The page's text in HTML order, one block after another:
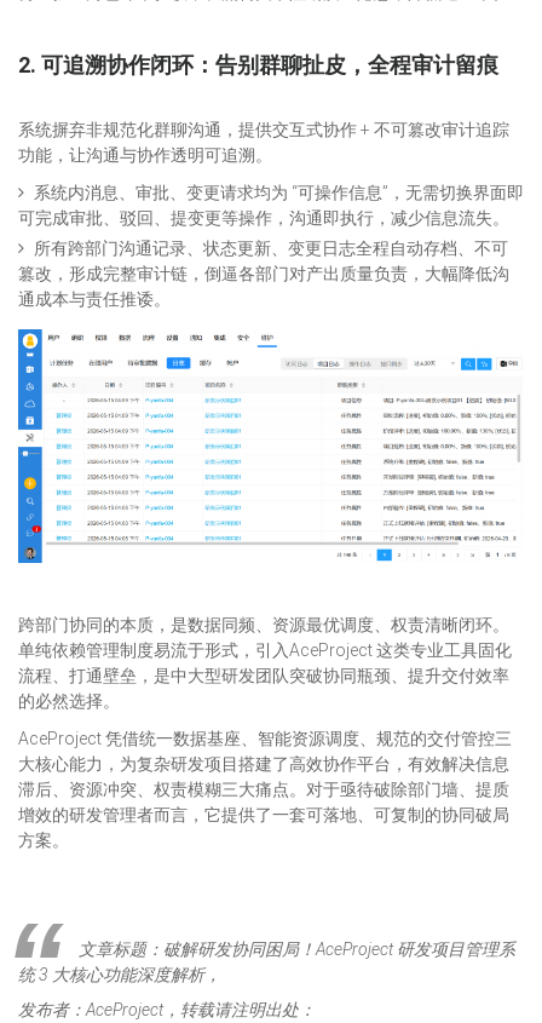
2. 可追溯协作闭环：告别群聊扯皮，全程审计留痕
系统摒弃非规范化群聊沟通，提供交互式协作 + 不可篡改审计追踪
功能，让沟通与协作透明可追溯。
系统内消息、审批、变更请求均为 “可操作信息”，无需切换界面即
可完成审批、驳回、提变更等操作，沟通即执行，减少信息流失。
所有跨部门沟通记录、状态更新、变更日志全程自动存档、不可
篡改，形成完整审计链，倒逼各部门对产出质量负责，大幅降低沟
通成本与责任推诿。
跨部门协同的本质，是数据同频、资源最优调度、权责清晰闭环。
单纯依赖管理制度易流于形式，引入AceProject 这类专业工具固化
流程、打通壁垒，是中大型研发团队突破协同瓶颈、提升交付效率
的必然选择。
AceProject 凭借统一数据基座、智能资源调度、规范的交付管控三
大核心能力，为复杂研发项目搭建了高效协作平台，有效解决信息
滞后、资源冲突、权责模糊三大痛点。对于亟待破除部门墙、提质
增效的研发管理者而言，它提供了一套可落地、可复制的协同破局
方案。
文章标题：破解研发协同困局！AceProject 研发项目管理系
统 3 大核心功能深度解析，
发布者：AceProject，转载请注明出处：